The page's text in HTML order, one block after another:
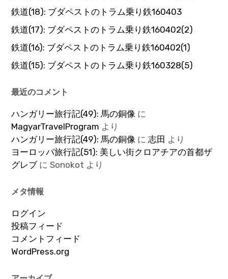
鉄道(18): ブダペストのトラム乗り鉄160403
鉄道(17): ブダペストのトラム乗り鉄160402(2)
鉄道(16): ブダペストのトラム乗り鉄160402(1)
鉄道(15): ブダペストのトラム乗り鉄160328(5)
最近のコメント
ハンガリー旅行記(49): 馬の銅像 に
MagyarTravelProgram より
ハンガリー旅行記(49): 馬の銅像 に志田 より
ヨーロッパ旅行記(51): 美しい街クロアチアの首都ザ
グレブにSonokot より
メタ情報
ログイン
投稿フィード
コメントフィード
WordPress.org